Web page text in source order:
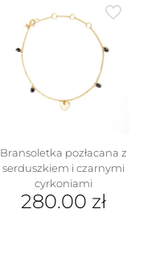
Bransoletka pozłacana z
serduszkiem i czarnymi
cyrkoniami
280.00 zł